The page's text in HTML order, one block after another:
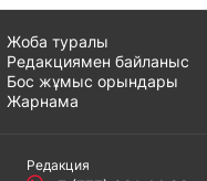
Жоба туралы
Редакциямен байланыс
Бос жұмыс орындары
Жарнама
Редакция